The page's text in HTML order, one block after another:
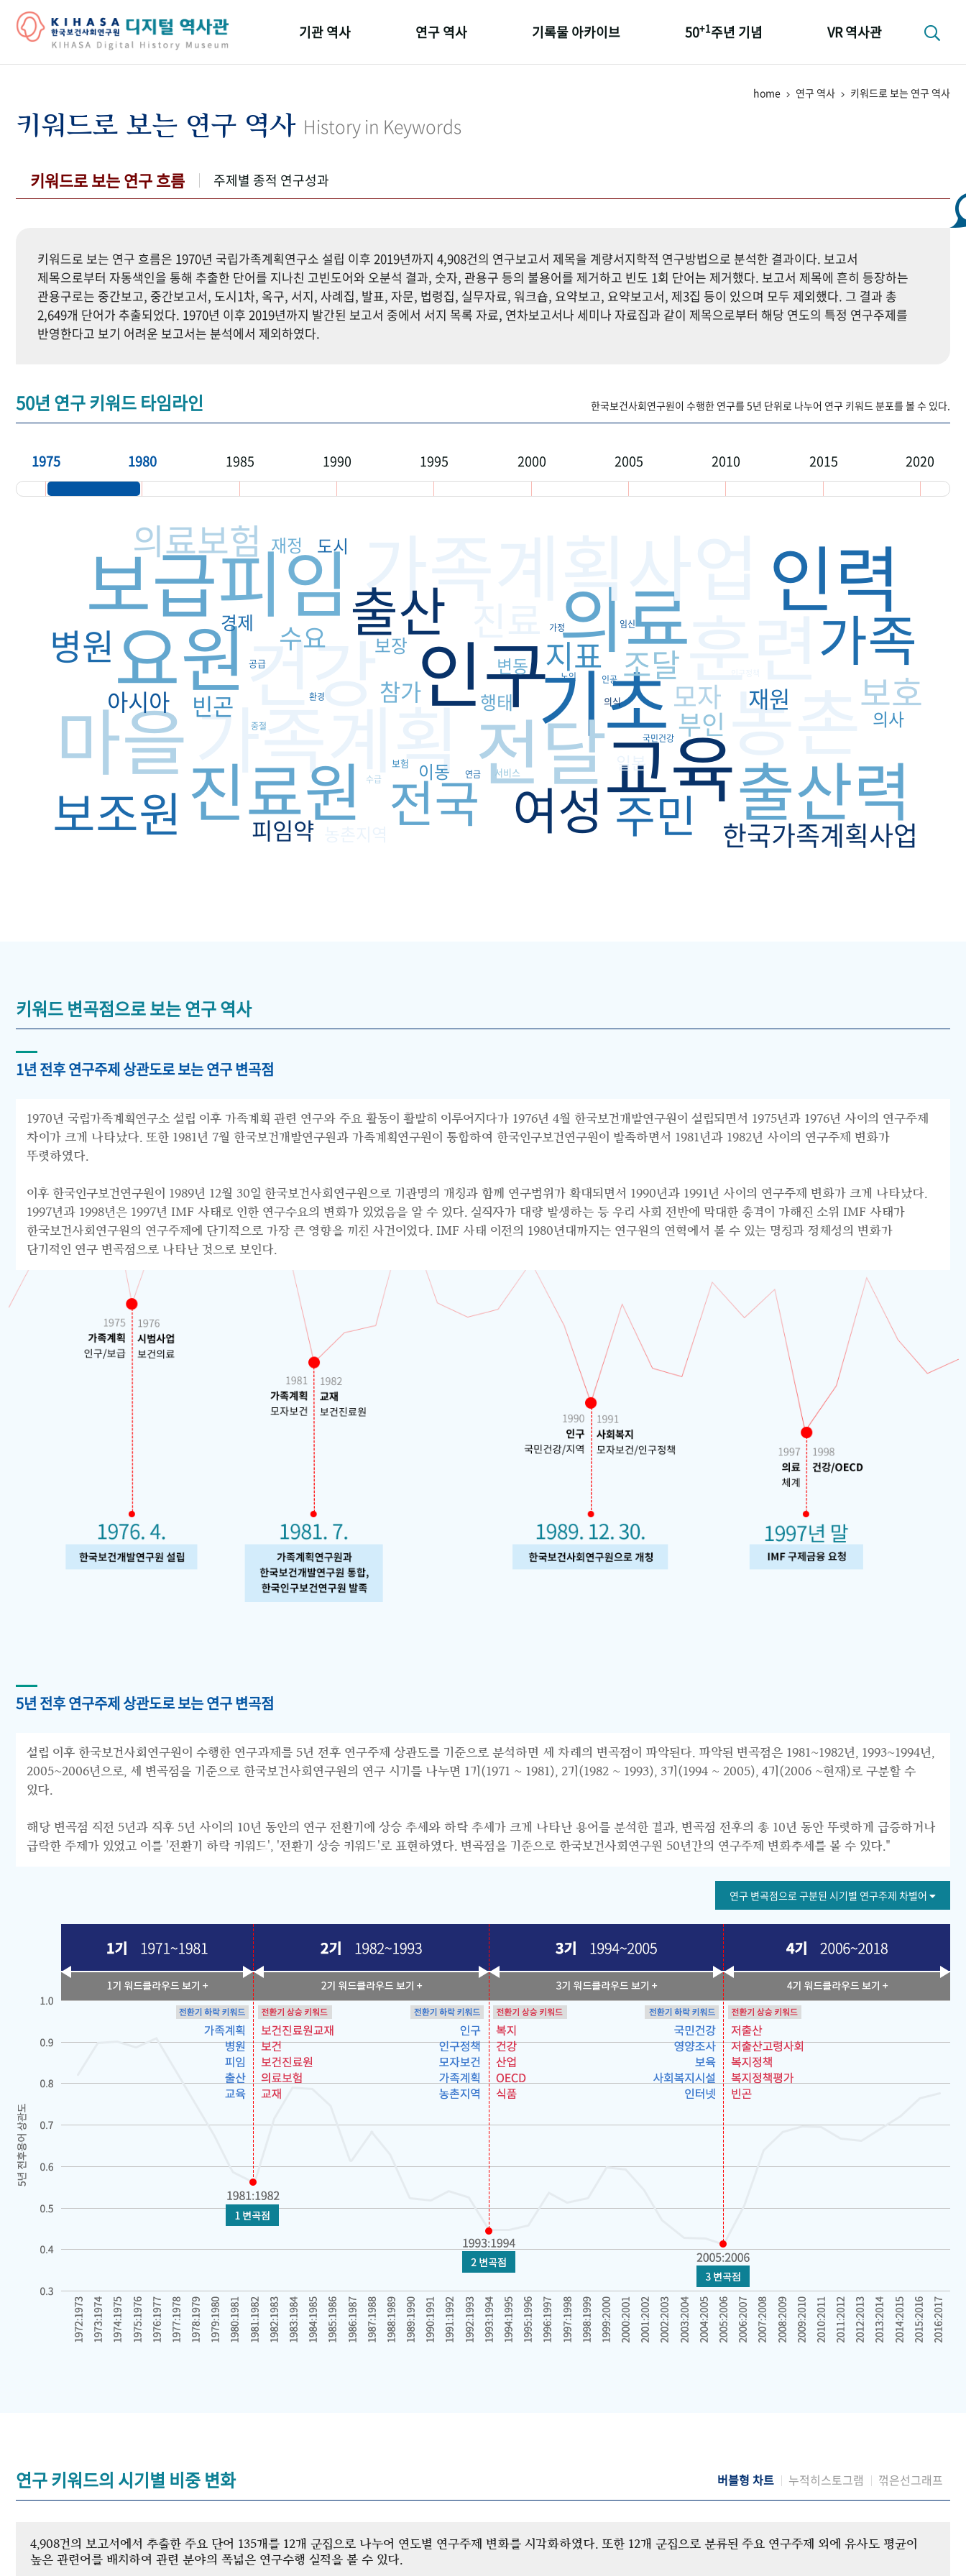
기관 역사
연구원 사람들
연구 역사
키워드로 보는 연구 역사
기록물 아카이브 50+1주년 기념 VR 역사관
home 연구 역사 키워드로 보는 연구 역사
키워드로 보는 연구 역사 History in Keywords
키워드로 보는 연구 흐름 주제별 종적 연구성과
키워드로 보는 연구 흐름은 1970년 국립가족계획연구소 설립 이후 2019년까지 4,908건의 연구보고서 제목을 계량서지학적 연구방법으로 분석한 결과이다. 보고서
제목으로부터 자동색인을 통해 추출한 단어를 지나친 고빈도어와 오분석 결과, 숫자, 관용구 등의 불용어를 제거하고 빈도 1회 단어는 제거했다. 보고서 제목에 흔히 등장하는
관용구로는 중간보고, 중간보고서, 도시1차, 옥구, 서지, 사례집, 발표, 자문, 법령집, 실무자료, 워크숍, 요약보고, 요약보고서, 제3집 등이 있으며 모두 제외했다. 그 결과 총
2,649개 단어가 추출되었다. 1970년 이후 2019년까지 발간된 보고서 중에서 서지 목록 자료, 연차보고서나 세미나 자료집과 같이 제목으로부터 해당 연도의 특정 연구주제를
반영한다고 보기 어려운 보고서는 분석에서 제외하였다.
50년 연구 키워드 타임라인 한국보건사회연구원이 수행한 연구를 5년 단위로 나누어 연구 키워드 분포를 볼 수 있다.
1975 1980 1985 1990 1995 2000 2005 2010 2015 2020
인구
의료
기초
전달
가족계획
가족계획사업
피임
보급
건강
교육
요원
훈련
마을
농촌
인력
출산력
진료원
가족
출산
전국 여성
보조원 주민
병원
의료보험
보호
지표 조달
한국가족계획사업
모자
수요
부인
아시아 참가
빈곤
피임약
재원
보장
경제
행태
변동
이동
재정 도시
의사
일본
서비스
공급
보험
의식
가정
연금
노인
국민건강
수급
환경
임신
인공
중절
키워드 변곡점으로 보는 연구 역사
1년 전후 연구주제 상관도로 보는 연구 변곡점
1970년 국립가족계획연구소 설립 이후 가족계획 관련 연구와 주요 활동이 활발히 이루어지다가 1976년 4월 한국보건개발연구원이 설립되면서 1975년과 1976년 사이의 연구주제
차이가 크게 나타났다. 또한 1981년 7월 한국보건개발연구원과 가족계획연구원이 통합하여 한국인구보건연구원이 발족하면서 1981년과 1982년 사이의 연구주제 변화가
뚜렷하였다.
이후 한국인구보건연구원이 1989년 12월 30일 한국보건사회연구원으로 기관명의 개칭과 함께 연구범위가 확대되면서 1990년과 1991년 사이의 연구주제 변화가 크게 나타났다.
1997년과 1998년은 1997년 IMF 사태로 인한 연구수요의 변화가 있었음을 알 수 있다. 실직자가 대량 발생하는 등 우리 사회 전반에 막대한 충격이 가해진 소위 IMF 사태가
한국보건사회연구원의 연구주제에 단기적으로 가장 큰 영향을 끼친 사건이었다. IMF 사태 이전의 1980년대까지는 연구원의 연혁에서 볼 수 있는 명칭과 정체성의 변화가
단기적인 연구 변곡점으로 나타난 것으로 보인다.
5년 전후 연구주제 상관도로 보는 연구 변곡점
설립 이후 한국보건사회연구원이 수행한 연구과제를 5년 전후 연구주제 상관도를 기준으로 분석하면 세 차례의 변곡점이 파악된다. 파악된 변곡점은 1981~1982년, 1993~1994년,
2005~2006년으로, 세 변곡점을 기준으로 한국보건사회연구원의 연구 시기를 나누면 1기(1971 ~ 1981), 2기(1982 ~ 1993), 3기(1994 ~ 2005), 4기(2006 ~현재)로 구분할 수
있다.
해당 변곡점 직전 5년과 직후 5년 사이의 10년 동안의 연구 전환기에 상승 추세와 하락 추세가 크게 나타난 용어를 분석한 결과, 변곡점 전후의 총 10년 동안 뚜렷하게 급증하거나
급락한 주제가 있었고 이를 '전환기 하락 키워드', '전환기 상승 키워드'로 표현하였다. 변곡점을 기준으로 한국보건사회연구원 50년간의 연구주제 변화추세를 볼 수 있다."
연구 변곡점으로 구분된 시기별 연구주제 차별어
연구 키워드의 시기별 비중 변화 버블형 차트 누적히스토그램 꺾은선그래프
4,908건의 보고서에서 추출한 주요 단어 135개를 12개 군집으로 나누어 연도별 연구주제 변화를 시각화하였다. 또한 12개 군집으로 분류된 주요 연구주제 외에 유사도 평균이
높은 관련어를 배치하여 관련 분야의 폭넓은 연구수행 실적을 볼 수 있다.